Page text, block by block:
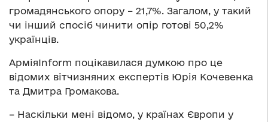
громадянського опору – 21,7%. Загалом, у такий
чи інший спосіб чинити опір готові 50,2%
українців.
АрміяInform поцікавилася думкою про це
відомих вітчизняних експертів Юрія Кочевенка
та Дмитра Громакова.
– Наскільки мені відомо, у країнах Європи у